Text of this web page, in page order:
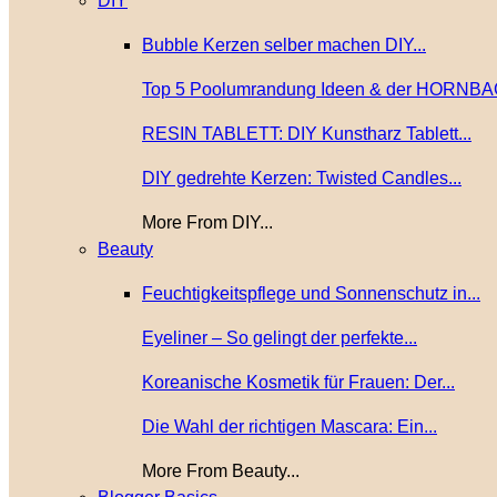
Bubble Kerzen selber machen DIY...
Top 5 Poolumrandung Ideen & der
RESIN TABLETT: DIY Kunstharz Tablett...
DIY gedrehte Kerzen: Twisted Candles...
More From DIY...
Beauty
Feuchtigkeitspflege und Sonnenschutz in...
Eyeliner – So gelingt der perfekte...
Koreanische Kosmetik für Frauen: Der...
Die Wahl der richtigen Mascara: Ein...
More From Beauty...